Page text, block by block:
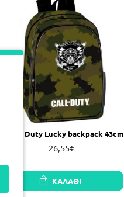
Call of Duty Lucky backpack 43cm
26,55€
ΚΑΛΆΘΙ